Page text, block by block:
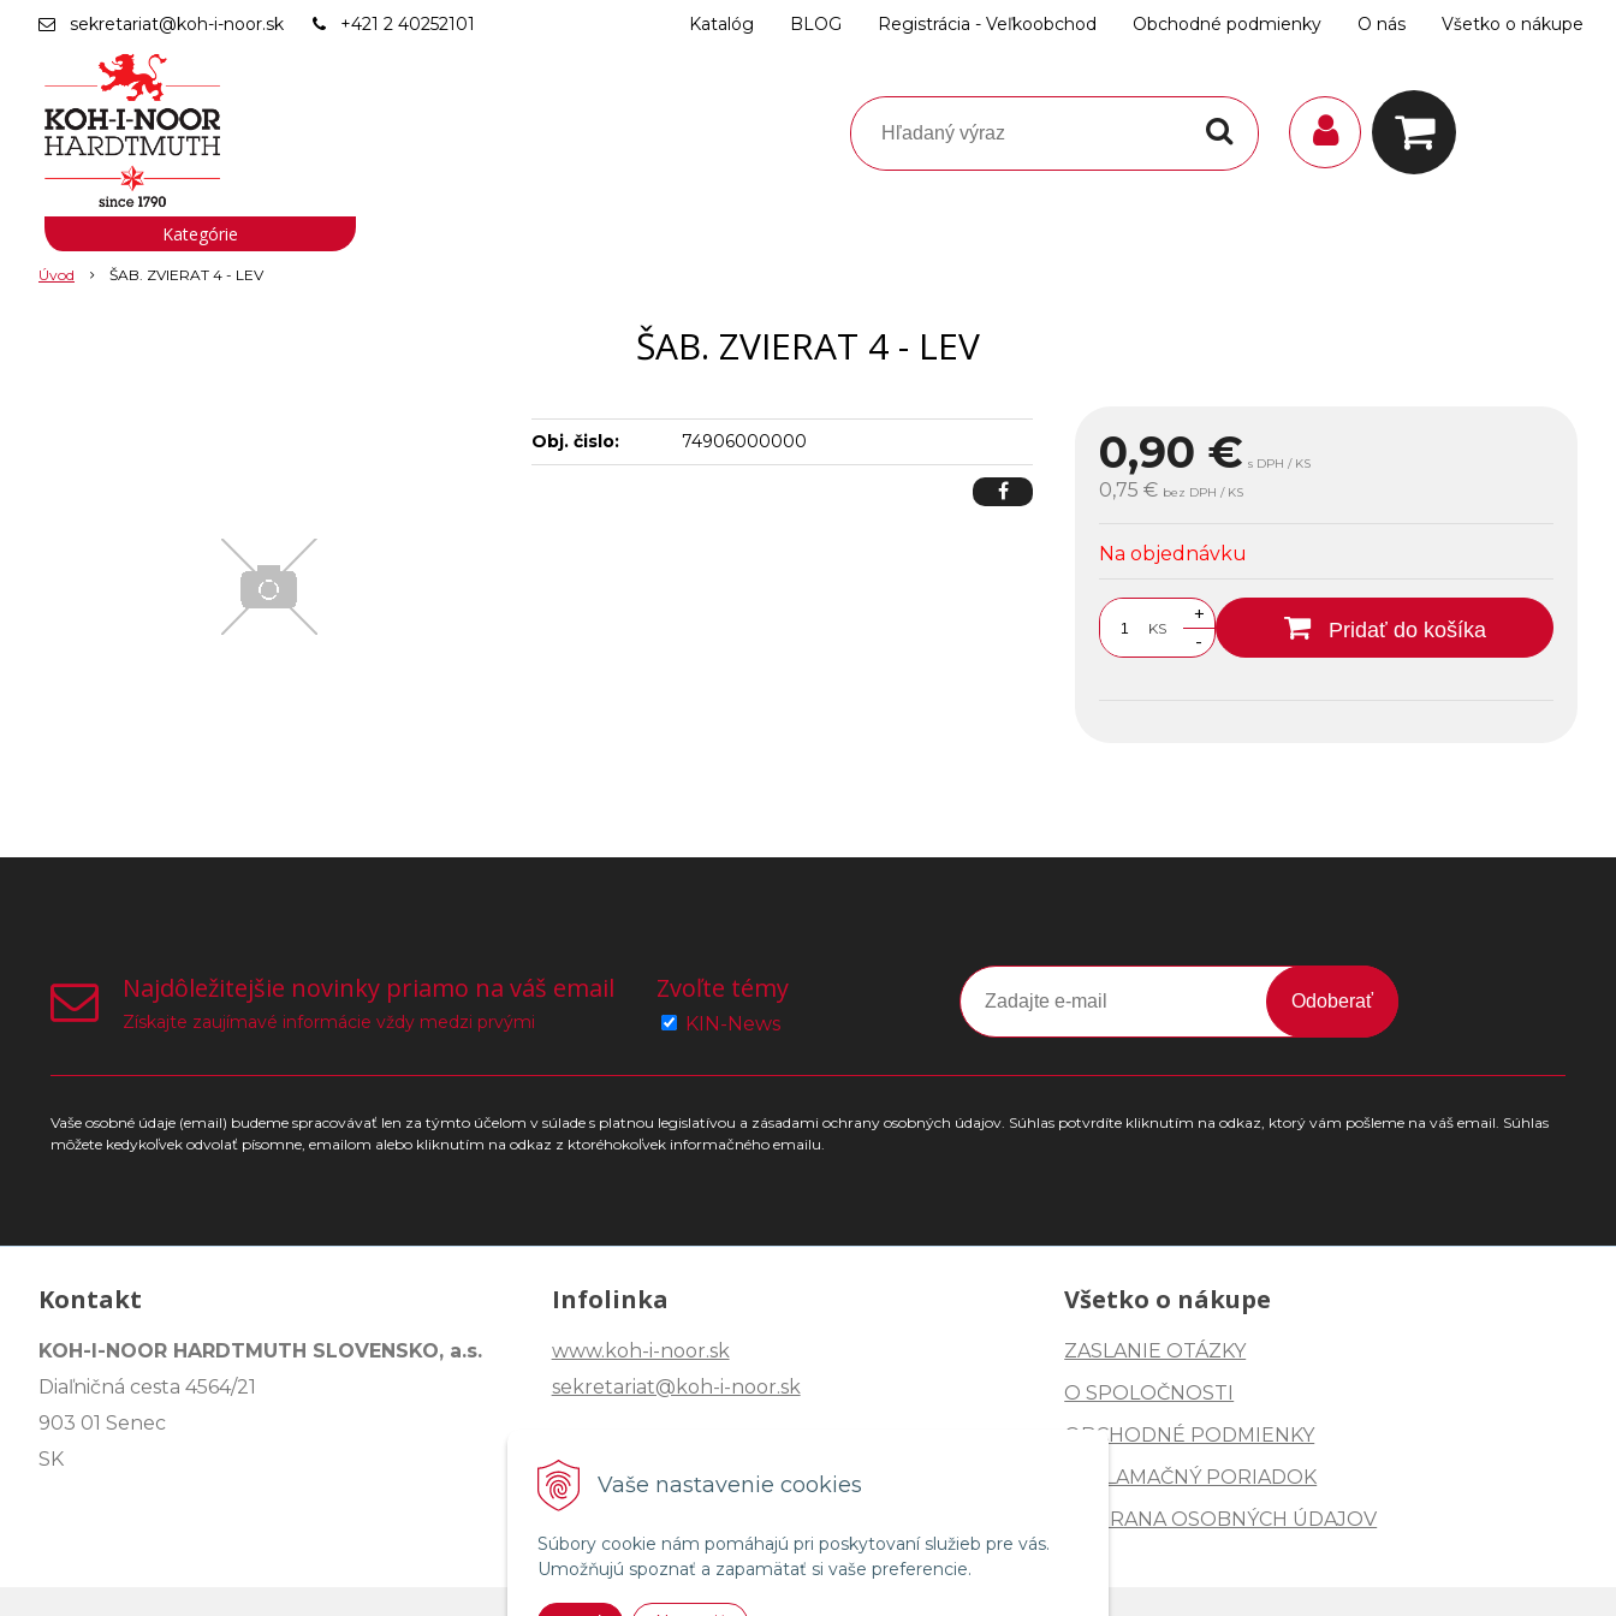
Vaše nastavenie cookies
Súbory cookie nám pomáhajú pri poskytovaní služieb pre vás.
Umožňujú spoznať a zapamätať si vaše preferencie.
sekretariat@koh-i-noor.sk +421 2 40252101 Katalóg BLOG Registrácia - Veľkoobchod Obchodné podmienky O nás Všetko o nákupe
Úvod ŠAB. ZVIERAT 4 - LEV
ŠAB. ZVIERAT 4 - LEV
0,90 € s DPH / KS
0,75 € bez DPH / KS
Na objednávku
KS
+
-
Pridať do košíka
Obj. čislo: 74906000000
Kategórie
Najdôležitejšie novinky priamo na váš email
Získajte zaujímavé informácie vždy medzi prvými
Zvoľte témy
KIN-News
Odoberať
Vaše osobné údaje (email) budeme spracovávať len za týmto účelom v súlade s platnou legislatívou a zásadami ochrany osobných údajov. Súhlas potvrdíte kliknutím na odkaz, ktorý vám pošleme na váš email. Súhlas
môžete kedykoľvek odvolať písomne, emailom alebo kliknutím na odkaz z ktoréhokoľvek informačného emailu.
Kontakt
KOH-I-NOOR HARDTMUTH SLOVENSKO, a.s.
Diaľničná cesta 4564/21
903 01 Senec
SK
Infolinka
www.koh-i-noor.sk
sekretariat@koh-i-noor.sk
Tel: +421 2 40252101
Fax: +421 2 44872870
Všetko o nákupe
ZASLANIE OTÁZKY
O SPOLOČNOSTI
OBCHODNÉ PODMIENKY
REKLAMAČNÝ PORIADOK
OCHRANA OSOBNÝCH ÚDAJOV